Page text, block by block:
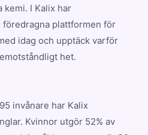
kemi. I Kalix har
plattformen för
idag och upptäck varför
het.
invånare har Kalix
Kvinnor utgör 52% av